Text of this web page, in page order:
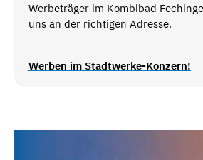
Werbeträger im Kombibad
uns an der richtigen Adresse.
Werben im Stadtwerke-Konzern!